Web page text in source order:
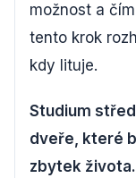
možnost a
tento krok
kdy lituje.
Studium
dveře, které
zbytek života.